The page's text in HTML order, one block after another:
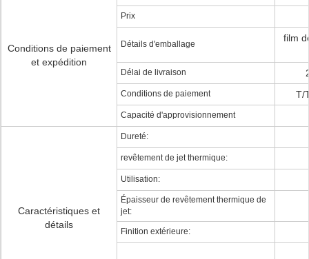
Conditions de paiement
et expédition
Prix
Détails d'emballage
film
Délai de livraison
Conditions de paiement T/
Capacité d'approvisionnement
Caractéristiques et
détails
Dureté:
revêtement de jet thermique:
Utilisation:
Épaisseur de revêtement thermique de
jet:
Finition extérieure: